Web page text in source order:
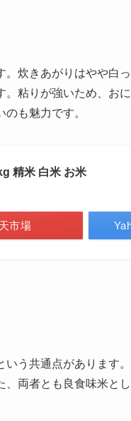
炊きあがりはやや白
粘りが強いため、お
も魅力です。
精米 白米 お米
市場
う共通点があります
両者とも良食味米と